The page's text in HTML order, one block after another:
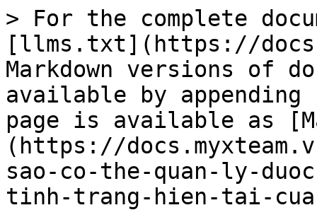
> For the complete
[llms.txt](https://
Markdown versions of
available by
page is available as
(https://
sao-co-the-quan-ly-
tinh-trang-hien-tai-